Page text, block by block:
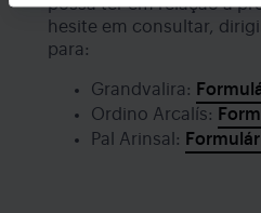
possa ter em relação à
hesite em consultar,
para:
Grandvalira:
Ordino Arcalís:
Pal Arinsal: